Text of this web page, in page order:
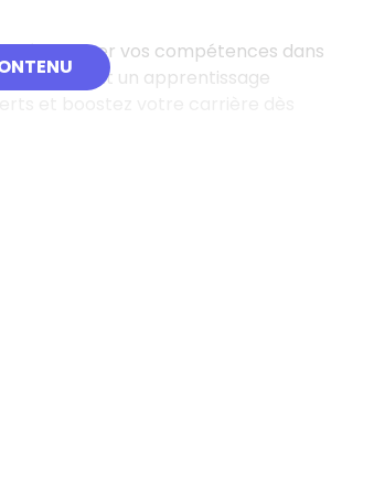
développer vos compétences dans
elles offrent un apprentissage